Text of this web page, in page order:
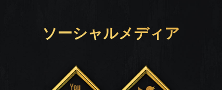
ソーシャルメディア